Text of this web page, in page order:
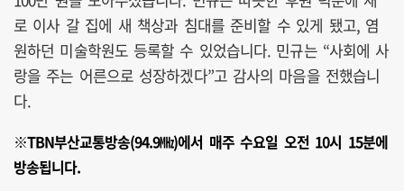
로 이사 갈 집에 새 책상과 침대를 준비할 수 있게 됐고, 염
원하던 미술학원도 등록할 수 있었습니다. 민규는 “사회에 사
랑을 주는 어른으로 성장하겠다”고 감사의 마음을 전했습니
다.
※TBN부산교통방송(94.9㎒)에서 매주 수요일 오전 10시 15분에
방송됩니다.